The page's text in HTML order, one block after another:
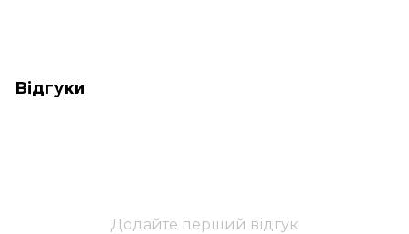
Відгуки
Додайте перший відгук